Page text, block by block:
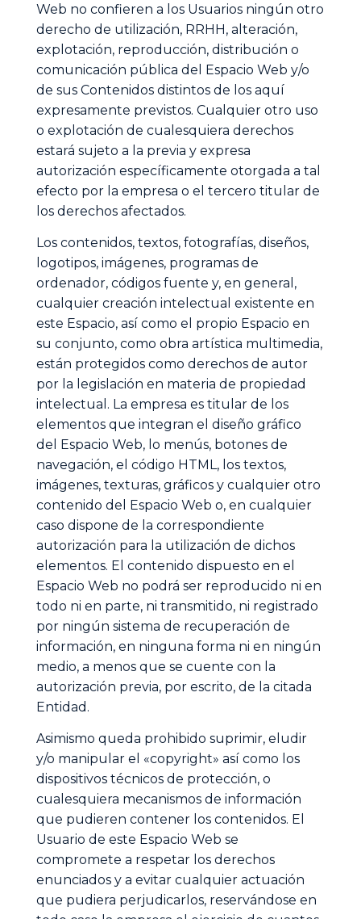
Web no confieren a los Usuarios ningún otro
derecho de utilización, RRHH, alteración,
explotación, reproducción, distribución o
comunicación pública del Espacio Web y/o
de sus Contenidos distintos de los aquí
expresamente previstos. Cualquier otro uso
o explotación de cualesquiera derechos
estará sujeto a la previa y expresa
autorización específicamente otorgada a tal
efecto por la empresa o el tercero titular de
los derechos afectados.
Los contenidos, textos, fotografías, diseños,
logotipos, imágenes, programas de
ordenador, códigos fuente y, en general,
cualquier creación intelectual existente en
este Espacio, así como el propio Espacio en
su conjunto, como obra artística multimedia,
están protegidos como derechos de autor
por la legislación en materia de propiedad
intelectual. La empresa es titular de los
elementos que integran el diseño gráfico
del Espacio Web, lo menús, botones de
navegación, el código HTML, los textos,
imágenes, texturas, gráficos y cualquier otro
contenido del Espacio Web o, en cualquier
caso dispone de la correspondiente
autorización para la utilización de dichos
elementos. El contenido dispuesto en el
Espacio Web no podrá ser reproducido ni en
todo ni en parte, ni transmitido, ni registrado
por ningún sistema de recuperación de
información, en ninguna forma ni en ningún
medio, a menos que se cuente con la
autorización previa, por escrito, de la citada
Entidad.
Asimismo queda prohibido suprimir, eludir
y/o manipular el «copyright» así como los
dispositivos técnicos de protección, o
cualesquiera mecanismos de información
que pudieren contener los contenidos. El
Usuario de este Espacio Web se
compromete a respetar los derechos
enunciados y a evitar cualquier actuación
que pudiera perjudicarlos, reservándose en